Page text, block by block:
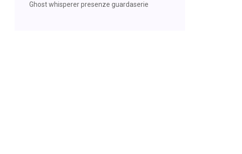
Ghost whisperer presenze guardaserie